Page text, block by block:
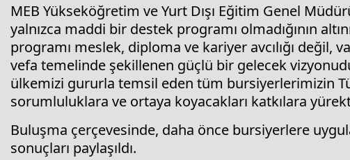
MEB Yükseköğretim ve Yurt Dışı Eğitim Genel
yalnızca maddi bir destek programı olmadığının
programı meslek, diploma ve kariyer avcılığı değil,
vefa temelinde şekillenen güçlü bir gelecek
ülkemizi gururla temsil eden tüm bursiyerlerimizin
sorumluluklara ve ortaya koyacakları katkılara
Buluşma çerçevesinde, daha önce bursiyerlere
sonuçları paylaşıldı.